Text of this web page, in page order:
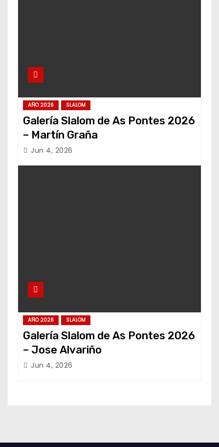
AÑO 2026 SLALOM
Galería Slalom de As Pontes 2026
– Martín Graña
Jun 4, 2026
AÑO 2026 SLALOM
Galería Slalom de As Pontes 2026
– Jose Alvariño
Jun 4, 2026